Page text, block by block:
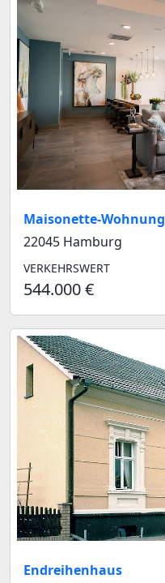
Maisonette-Wohnung
22045 Hamburg
VERKEHRSWERT
544.000 €
Endreihenhaus